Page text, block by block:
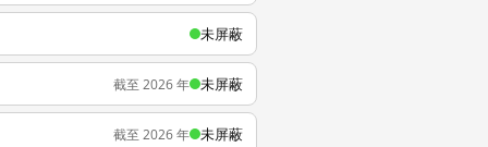
未屏蔽
截至 2026 年 未屏蔽
截至 2026 年 未屏蔽